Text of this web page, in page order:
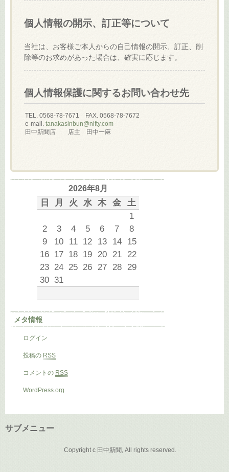
個人情報の開示、訂正等について
当社は、お客様ご本人からの自己情報の開示、訂正、削
除等のお求めがあった場合は、確実に応じます。
個人情報保護に関するお問い合わせ先
TEL. 0568-78-7671 FAX. 0568-78-7672
e-mail. tanakasinbun@nifty.com
田中新聞店 店主 田中一麻
2026年8月
日 月 火 水 木 金
土
1
2
3 4 5 6 7
8
9
10 11 12 13 14
15
16 17 18 19 20 21
22
23 24 25 26 27 28
29
30 31
メタ情報
ログイン
投稿の RSS
コメントの RSS
WordPress.org
サブメニュー
Copyright c 田中新聞, All rights reserved.